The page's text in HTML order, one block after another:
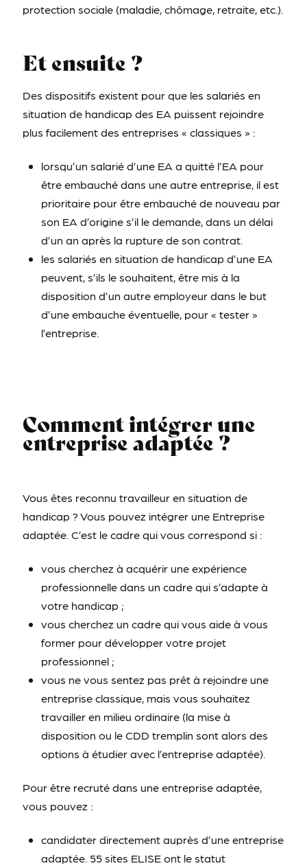
protection sociale (maladie, chômage, retraite, etc.).
Et ensuite ?
Des dispositifs existent pour que les salariés en
situation de handicap des EA puissent rejoindre
plus facilement des entreprises « classiques » :
lorsqu’un salarié d’une EA a quitté l’EA pour
être embauché dans une autre entreprise, il est
prioritaire pour être embauché de nouveau par
son EA d’origine s’il le demande, dans un délai
d’un an après la rupture de son contrat.
les salariés en situation de handicap d’une EA
peuvent, s’ils le souhaitent, être mis à la
disposition d’un autre employeur dans le but
d’une embauche éventuelle, pour « tester »
l’entreprise.
Comment intégrer une
entreprise adaptée ?
Vous êtes reconnu travailleur en situation de
handicap ? Vous pouvez intégrer une Entreprise
adaptée. C’est le cadre qui vous correspond si :
vous cherchez à acquérir une expérience
professionnelle dans un cadre qui s’adapte à
votre handicap ;
vous cherchez un cadre qui vous aide à vous
former pour développer votre projet
professionnel ;
vous ne vous sentez pas prêt à rejoindre une
entreprise classique, mais vous souhaitez
travailler en milieu ordinaire (la mise à
disposition ou le CDD tremplin sont alors des
options à étudier avec l’entreprise adaptée).
Pour être recruté dans une entreprise adaptée,
vous pouvez :
candidater directement auprès d’une entreprise
adaptée. 55 sites ELISE ont le statut